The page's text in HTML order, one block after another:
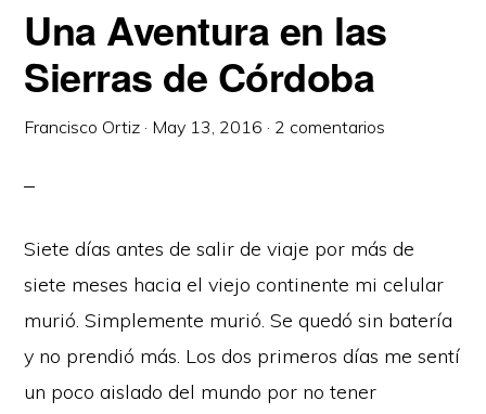
Una Aventura en las
Sierras de Córdoba
Francisco Ortiz · May 13, 2016 · 2 comentarios
Siete días antes de salir de viaje por más de
siete meses hacia el viejo continente mi celular
murió. Simplemente murió. Se quedó sin batería
y no prendió más. Los dos primeros días me sentí
un poco aislado del mundo por no tener